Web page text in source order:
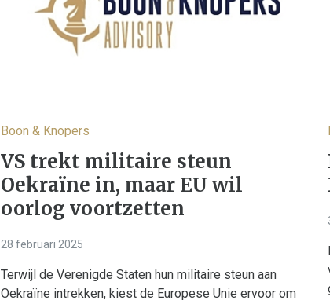
Boon & Knopers
VS trekt militaire steun
Oekraïne in, maar EU wil
oorlog voortzetten
28 februari 2025
Terwijl de Verenigde Staten hun militaire steun aan
Oekraïne intrekken, kiest de Europese Unie ervoor om